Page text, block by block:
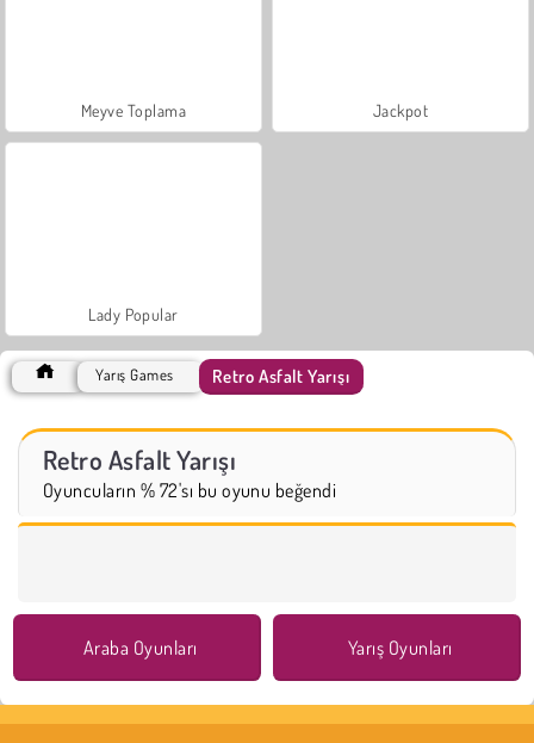
Meyve Toplama Jackpot
Lady Popular
Yarış Games Retro Asfalt Yarışı
Retro Asfalt Yarışı
Oyuncuların % 72'sı bu oyunu beğendi
Araba Oyunları Yarış Oyunları